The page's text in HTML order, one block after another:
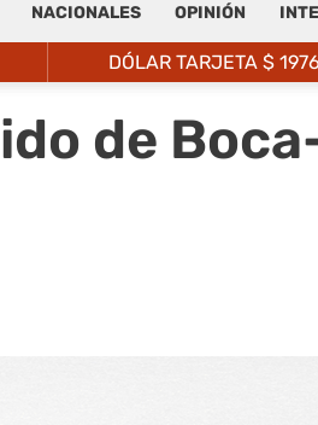
NACIONALES OPINIÓN
DÓLAR TARJETA $
de